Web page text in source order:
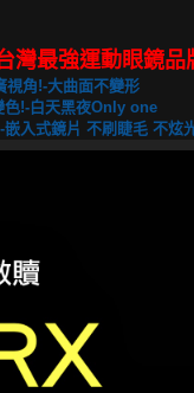
灣最強運動眼鏡品
視角!-大曲面不變形
色!-白天黑夜Only one
嵌入式鏡片 不刷睫毛 不炫